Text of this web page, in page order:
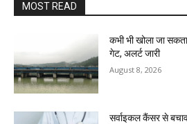
MOST READ
कभी भी खोला जा
गेट, अलर्ट जारी
August 8, 2026
सर्वाइकल कैंसर से